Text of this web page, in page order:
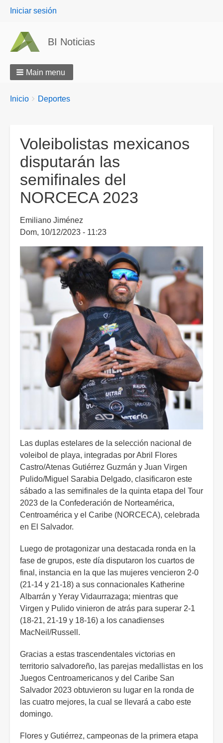
User
Iniciar sesión
BI Noticias
Main menu
Breadcrumbs
You
Inicio Deportes
Voleibolistas mexicanos
disputarán las
semifinales del
NORCECA 2023
Emiliano Jiménez
Dom, 10/12/2023 - 11:23
Las duplas estelares de la selección nacional de
voleibol de playa, integradas por Abril Flores
Castro/Atenas Gutiérrez Guzmán y Juan Virgen
Pulido/Miguel Sarabia Delgado, clasificaron este
sábado a las semifinales de la quinta etapa del Tour
2023 de la Confederación de Norteamérica,
Centroamérica y el Caribe (NORCECA), celebrada
en El Salvador.
Luego de protagonizar una destacada ronda en la
fase de grupos, este día disputaron los cuartos de
final, instancia en la que las mujeres vencieron 2-0
(21-14 y 21-18) a sus connacionales Katherine
Albarrán y Yeray Vidaurrazaga; mientras que
Virgen y Pulido vinieron de atrás para superar 2-1
(18-21, 21-19 y 18-16) a los canadienses
MacNeil/Russell.
Gracias a estas trascendentales victorias en
territorio salvadoreño, las parejas medallistas en los
Juegos Centroamericanos y del Caribe San
Salvador 2023 obtuvieron su lugar en la ronda de
las cuatro mejores, la cual se llevará a cabo este
domingo.
Flores y Gutiérrez, campeonas de la primera etapa